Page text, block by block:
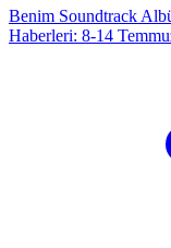
Benim Soundtrack
Haberleri: 8-14